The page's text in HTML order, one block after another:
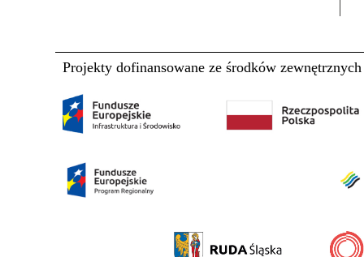
Projekty dofinansowane ze środków zewnętrznych